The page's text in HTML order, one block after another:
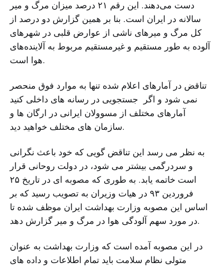
دست می‌دهند. این رقم ۲۱ درصد میزان مرگ و میر
سالانه در ایران است. بنا بر همین گزارش دو درصد از
کل مرگ‌ و میرهای ناشی از عوارض قلبی در شهرهای
آلوده به طور مستقیم و غیرمستقیم مربوط به آلاینده‌های
هوا است.
تناقض در آمارهای اعلام شده تنها به موارد فوق منحصر
نمی شود و اگر جستجویی در رسانه های داخلی کنید
آمارهای مختلف از مسوولان ایرانی در ارگان ها و
سازمان های مختلف خواهید دید.
به نظر می رسد این تناقض گویی که خود باعث نگرانی
و سردرگمی بیشتر می شود، در دولت روحانی قرار
است خاتمه یابد. به طوری که مصوبه ای در تاریخ ۲۵
فروردین ۹۳ در هیات وزیران به تصویب رسید که بر
اساس این مصوبه وزارت بهداشت ایران موظف شده تا
در مورد سهم آلودگی هوا در مرگ و میر گزارش دهد.
در این مصوبه آمده است که وزارت بهداشت به عنوان
متولی نظام سلامت باید تمام اطلاعات و داده های